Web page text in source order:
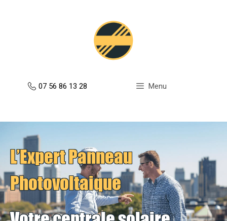
07 56 86 13 28 Menu
L’Expert Panneau
Photovoltaique